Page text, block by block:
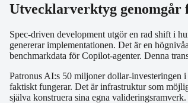
Utvecklarverktyg
Spec-driven development utgör en rad shift i
genererar implementationen. Det är en
benchmarkdata för Copilot-agenter. Denna
Patronus AI:s 50 miljoner dollar-investeringen
faktiskt fungerar. Det är infrastruktur som
själva konstruera sina egna valideringsramverk.